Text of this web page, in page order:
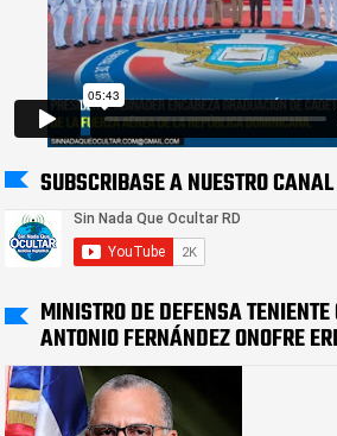
SUBSCRIBASE A NUESTRO CANAL
MINISTRO DE DEFENSA
ANTONIO FERNÁNDEZ ONOFRE